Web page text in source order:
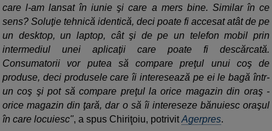
care l-am lansat în iunie şi care a mers bine. Similar în ce
sens? Soluţie tehnică identică, deci poate fi accesat atât de pe
un desktop, un laptop, cât şi de pe un telefon mobil prin
intermediul unei aplicaţii care poate fi descărcată.
Consumatorii vor putea să compare preţul unui coş de
produse, deci produsele care îi interesează pe ei le bagă într-
un coş şi pot să compare preţul la orice magazin din oraş -
orice magazin din ţară, dar o să îi intereseze bănuiesc oraşul
în care locuiesc", a spus Chiriţoiu, potrivitAgerpres.